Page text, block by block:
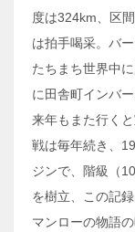
度は324km、区
は拍手喝采。バ
たちまち世界中
に田舎町インバ
来年もまた行く
戦は毎年続き、
ジンで、階級（
を樹立、この記
マンローの物語